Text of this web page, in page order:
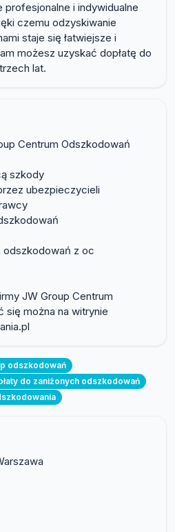
i indywidualne
czemu odzyskiwanie
staje się łatwiejsze i
możesz uzyskać dopłatę do
lat.
Centrum Odszkodowań
szkody
ubezpieczycieli
odszkodowań z oc
JW Group Centrum
się można na witrynie
odszkodowań
do zaniżonych odszkodowań